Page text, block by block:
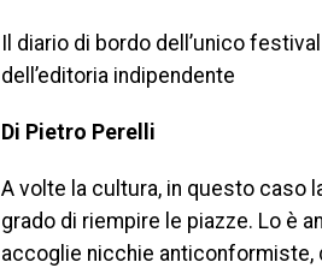
Il diario di bordo dell’unico
dell’editoria indipendente
Di Pietro Perelli
A volte la cultura, in questo caso
grado di riempire le piazze. Lo è
accoglie nicchie anticonformiste,